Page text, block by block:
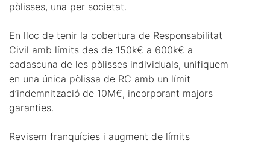
pòlisses, una per societat.
En lloc de tenir la cobertura de Responsabilitat
Civil amb límits des de 150k€ a 600k€ a
cadascuna de les pòlisses individuals, unifiquem
en una única pòlissa de RC amb un límit
d’indemnització de 10M€, incorporant majors
garanties.
Revisem franquícies i augment de límits